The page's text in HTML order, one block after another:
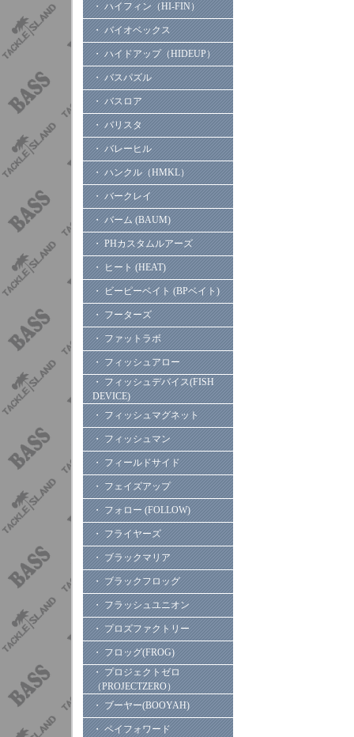
・ ハイフィン（HI-FIN）
・ バイオベックス
・ ハイドアップ（HIDEUP）
・ バスパズル
・ バスロア
・ バリスタ
・ バレーヒル
・ ハンクル（HMKL）
・ バークレイ
・ バーム (BAUM)
・ PHカスタムルアーズ
・ ヒート (HEAT)
・ ビーピーベイト (BPベイト)
・ フーターズ
・ ファットラボ
・ フィッシュアロー
・ フィッシュデバイス(FISH
DEVICE)
・ フィッシュマグネット
・ フィッシュマン
・ フィールドサイド
・ フェイズアップ
・ フォロー (FOLLOW)
・ フライヤーズ
・ ブラックマリア
・ ブラックフロッグ
・ フラッシュユニオン
・ プロズファクトリー
・ フロッグ(FROG)
・ プロジェクトゼロ
（PROJECTZERO）
・ ブーヤー(BOOYAH)
・ ペイフォワード